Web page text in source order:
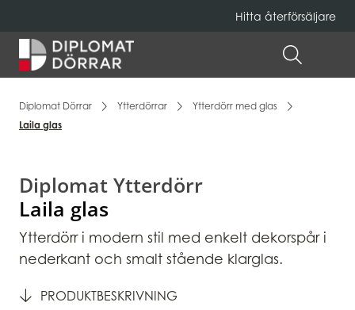
Hitta återförsäljare
ÖPPNA
Diplomat Dörrar Ytterdörrar
Ytterdörr med glas
Laila glas
Diplomat Ytterdörr
Laila glas
Ytterdörr i modern stil med enkelt dekorspår i
nederkant och smalt stående klarglas.
PRODUKTBESKRIVNING